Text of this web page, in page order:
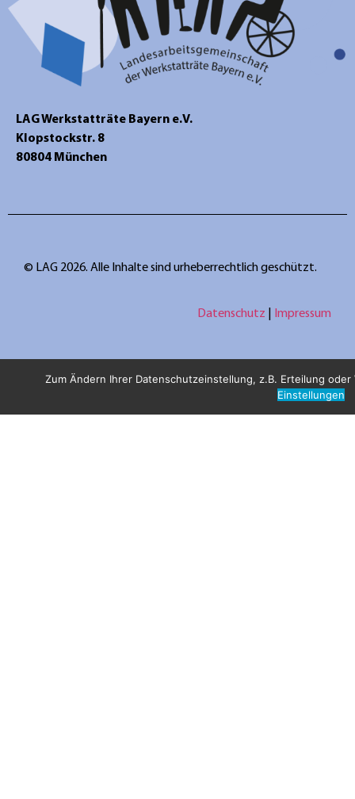
LAG Werkstatträte Bayern e.V.
Klopstockstr. 8
80804 München
© LAG 2026. Alle Inhalte sind urheberrechtlich geschützt.
Datenschutz Impressum
Zum Ändern Ihrer Datenschutzeinstellung, z.B. Erteilung
Einstellungen